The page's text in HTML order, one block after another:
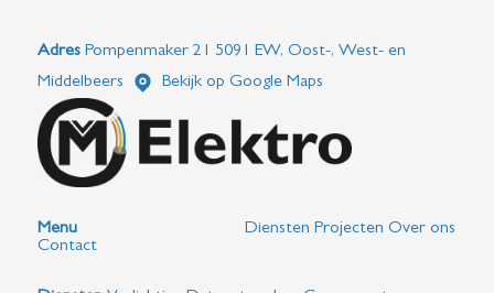
AdresPompenmaker 21 5091 EW, Oost-, West- en
Middelbeers
Bekijk op Google Maps
Menu Diensten Projecten Over ons
Contact